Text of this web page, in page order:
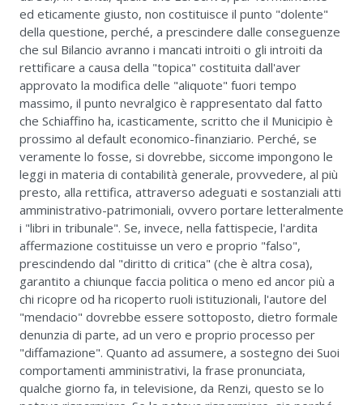
ed eticamente giusto, non costituisce il punto "dolente"
della questione, perché, a prescindere dalle conseguenze
che sul Bilancio avranno i mancati introiti o gli introiti da
rettificare a causa della "topica" costituita dall'aver
approvato la modifica delle "aliquote" fuori tempo
massimo, il punto nevralgico è rappresentato dal fatto
che Schiaffino ha, icasticamente, scritto che il Municipio è
prossimo al default economico-finanziario. Perché, se
veramente lo fosse, si dovrebbe, siccome impongono le
leggi in materia di contabilità generale, provvedere, al più
presto, alla rettifica, attraverso adeguati e sostanziali atti
amministrativo-patrimoniali, ovvero portare letteralmente
i "libri in tribunale". Se, invece, nella fattispecie, l'ardita
affermazione costituisse un vero e proprio "falso",
prescindendo dal "diritto di critica" (che è altra cosa),
garantito a chiunque faccia politica o meno ed ancor più a
chi ricopre od ha ricoperto ruoli istituzionali, l'autore del
"mendacio" dovrebbe essere sottoposto, dietro formale
denunzia di parte, ad un vero e proprio processo per
"diffamazione". Quanto ad assumere, a sostegno dei Suoi
comportamenti amministrativi, la frase pronunciata,
qualche giorno fa, in televisione, da Renzi, questo se lo